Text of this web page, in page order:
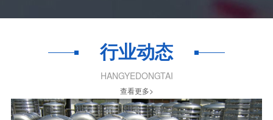
行业动态
HANGYEDONGTAI
查看更多>